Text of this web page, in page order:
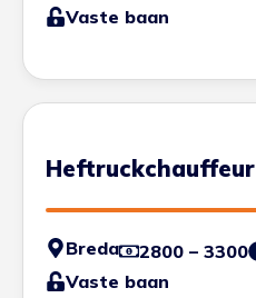
Vaste baan
Heftruckchauffeur
Breda 2800 – 3300
Vaste baan